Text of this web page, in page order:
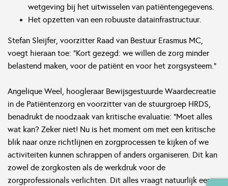
wetgeving bij het uitwisselen van patiëntengegevens.
Het opzetten van een robuuste datainfrastructuur.
Stefan Sleijfer, voorzitter Raad van Bestuur Erasmus MC,
voegt hieraan toe: "Kort gezegd: we willen de zorg minder
belastend maken, voor de patiënt en voor het zorgsysteem.”
Angelique Weel, hoogleraar Bewijsgestuurde Waardecreatie
in de Patiëntenzorg en voorzitter van de stuurgroep HRDS,
benadrukt de noodzaak van kritische evaluatie: "Moet alles
wat kan? Zeker niet! Nu is het moment om met een kritische
blik naar onze richtlijnen en zorgprocessen te kijken of we
activiteiten kunnen schrappen of anders organiseren. Dit kan
zowel de zorgkosten als de werkdruk voor de
zorgprofessionals verlichten. Dit alles vraagt natuurlijk een